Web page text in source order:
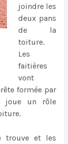
joindre les
deux pans
de la
toiture.
Les
faitières
vont
formée par
joue un rôle
trouve et les